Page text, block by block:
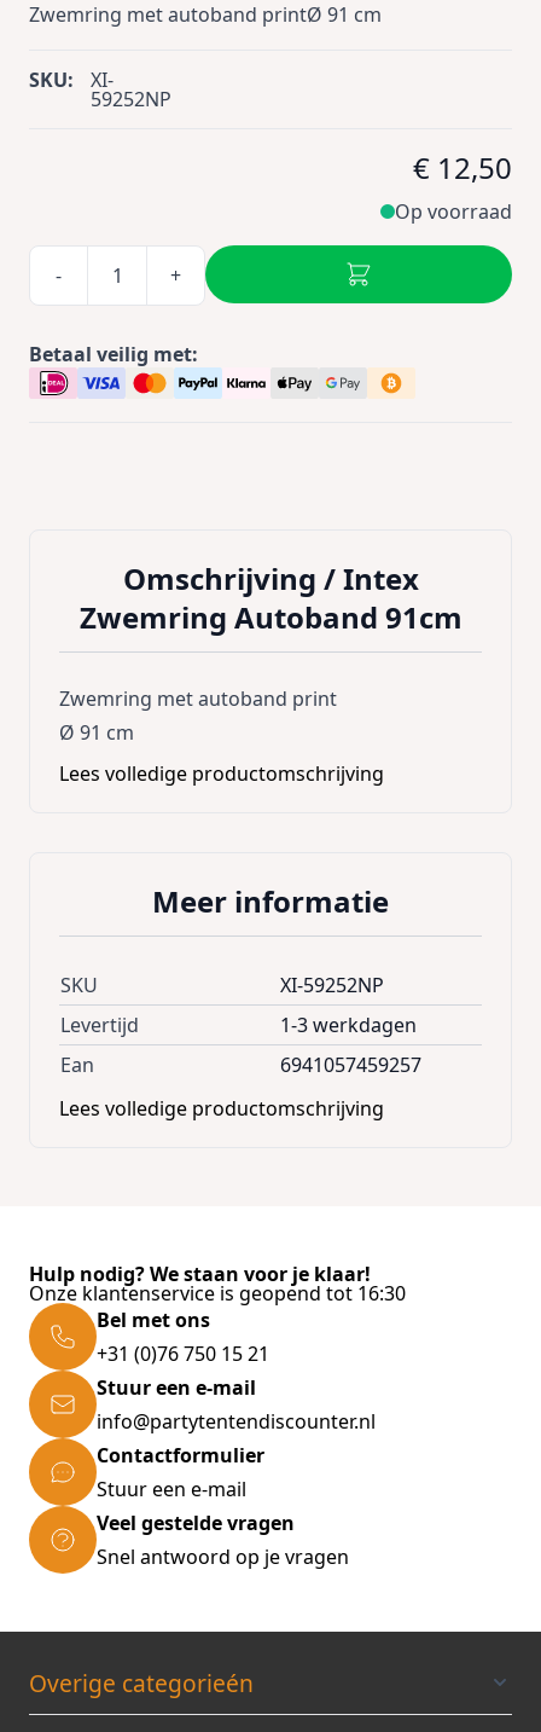
Zwemring met autoband printØ 91 cm
SKU: XI-
59252NP
€ 12,50
Op voorraad
- +
Betaal veilig met:
Omschrijving /Intex
Zwemring Autoband 91cm
Zwemring met autoband print
Ø 91 cm
Lees volledige productomschrijving
Meer informatie
SKU
XI-59252NP
Levertijd
1-3 werkdagen
Ean
6941057459257
Lees volledige productomschrijving
Hulp nodig? We staan voor je klaar!
Onze klantenservice is geopend tot 16:30
Bel met ons
+31 (0)76 750 15 21
Stuur een e-mail
info@partytentendiscounter.nl
Contactformulier
Stuur een e-mail
Veel gestelde vragen
Snel antwoord op je vragen
Overige categorieén